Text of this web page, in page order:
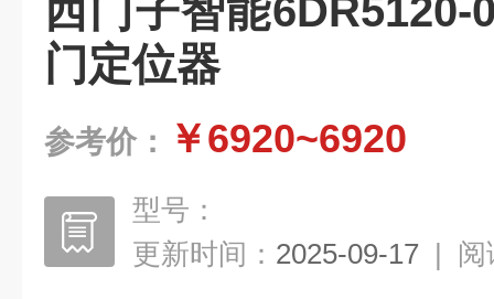
西门子智能6DR5120-
门定位器
参考价： ￥6920~6920
型号：
更新时间： 2025-09-17 | 阅